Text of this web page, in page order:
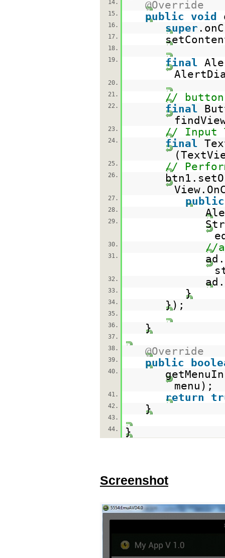
14.
@Override
15. public void
16. super
17.
18.
19.
final
20.
21.
// button
22. final
23. // Input
24. final
25. //
26.
27. public
28.
29.
30. //
31.
32.
33. }
34. });
35.
36.
}
37.
38.
@Override
39. public
40.
menu);
41. return
42. }
43.
44.
}
Screenshot